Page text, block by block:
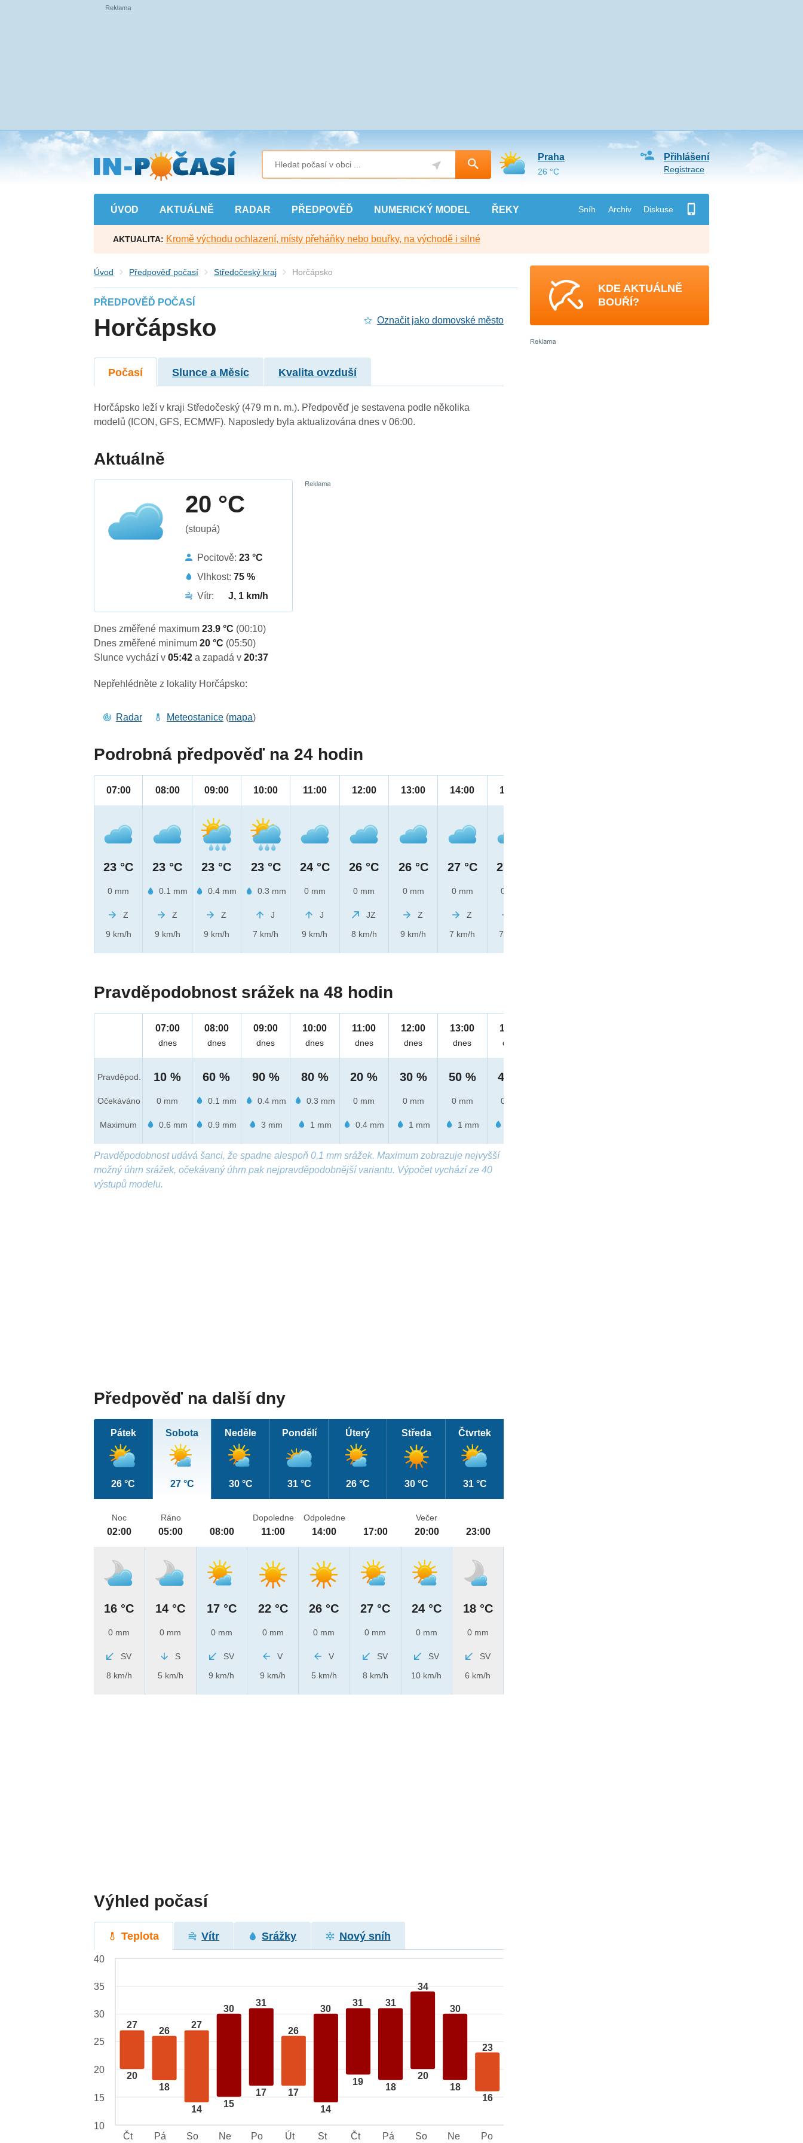
Přejít
na
hlavní
obsah
ÚVOD AKTUÁLNĚ RADAR PŘEDPOVĚĎ NUMERICKÝ MODEL ŘEKY Sníh Archiv Diskuse
Přihlášení
Registrace
Praha
26 °C
AKTUALITA: Kromě východu ochlazení, místy přeháňky nebo bouřky, na východě i silné
Úvod Předpověď počasí Středočeský kraj Horčápsko
PŘEDPOVĚĎ POČASÍ
Horčápsko Označit jako domovské město
Počasí Slunce a Měsíc Kvalita ovzduší
Horčápsko leží v kraji Středočeský (479 m n. m.). Předpověď je sestavena podle několika
modelů (ICON, GFS, ECMWF). Naposledy byla aktualizována dnes v 06:00.
Aktuálně
20 °C
(stoupá)
Pocitově:23 °C
Vlhkost:75 %
Vítr:
J, 1 km/h
Dnes změřené maximum23.9 °C (00:10)
Dnes změřené minimum20 °C (05:50)
Slunce vychází v05:42a zapadá v20:37
Nepřehlédněte z lokality Horčápsko:
Radar Meteostanice (mapa)
Podrobná předpověď na 24 hodin
07:00
23 °C
0 mm
Z
9 km/h
08:00
23 °C
0.1 mm
Z
9 km/h
09:00
23 °C
0.4 mm
Z
9 km/h
10:00
23 °C
0.3 mm
J
7 km/h
11:00
24 °C
0 mm
J
9 km/h
12:00
26 °C
0 mm
JZ
8 km/h
13:00
26 °C
0 mm
Z
9 km/h
14:00
27 °C
0 mm
Z
7 km/h
15:00
27 °C
0 mm
7 km/h
Pravděpodobnost srážek na 48 hodin
Pravděpod.
Očekáváno
Maximum
07:00
dnes
10 %
0 mm
0.6 mm
08:00
dnes
60 %
0.1 mm
0.9 mm
09:00
dnes
90 %
0.4 mm
3 mm
10:00
dnes
80 %
0.3 mm
1 mm
11:00
dnes
20 %
0 mm
0.4 mm
12:00
dnes
30 %
0 mm
1 mm
13:00
dnes
50 %
0 mm
1 mm
14:00
dnes
40 %
0 mm
Pravděpodobnost udává šanci, že spadne alespoň 0,1 mm srážek. Maximum zobrazuje nejvyšší
možný úhrn srážek, očekávaný úhrn pak nejpravděpodobnější variantu. Výpočet vychází ze 40
výstupů modelu.
Předpověď na další dny
Pátek
26 °C
Sobota
27 °C
Neděle
30 °C
Pondělí
31 °C
Úterý
26 °C
Středa
30 °C
Čtvrtek
31 °C
Noc
02:00
16 °C
0 mm
SV
8 km/h
Ráno
05:00
14 °C
0 mm
S
5 km/h
08:00
17 °C
0 mm
SV
9 km/h
Dopoledne
11:00
22 °C
0 mm
V
9 km/h
Odpoledne
14:00
26 °C
0 mm
V
5 km/h
17:00
27 °C
0 mm
SV
8 km/h
Večer
20:00
24 °C
0 mm
SV
10 km/h
23:00
18 °C
0 mm
SV
6 km/h
Výhled počasí
Teplota Vítr Srážky Nový sníh
27
20
26
18
27
14
30
15
31
17
26
17
30
14
31
19
31
18
34
20
30
18
23
16
40
35
30
25
20
15
10
Čt
Pá So Ne Po Út St Čt Pá So Ne Po
KDE AKTUÁLNĚ
BOUŘÍ?